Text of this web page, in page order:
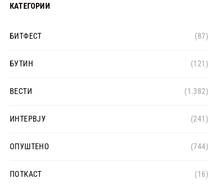
КАТЕГОРИИ
БИТФЕСТ (87)
БУТИН (121)
ВЕСТИ (1.382)
ИНТЕРВЈУ (241)
ОПУШТЕНО (744)
ПОТКАСТ (16)